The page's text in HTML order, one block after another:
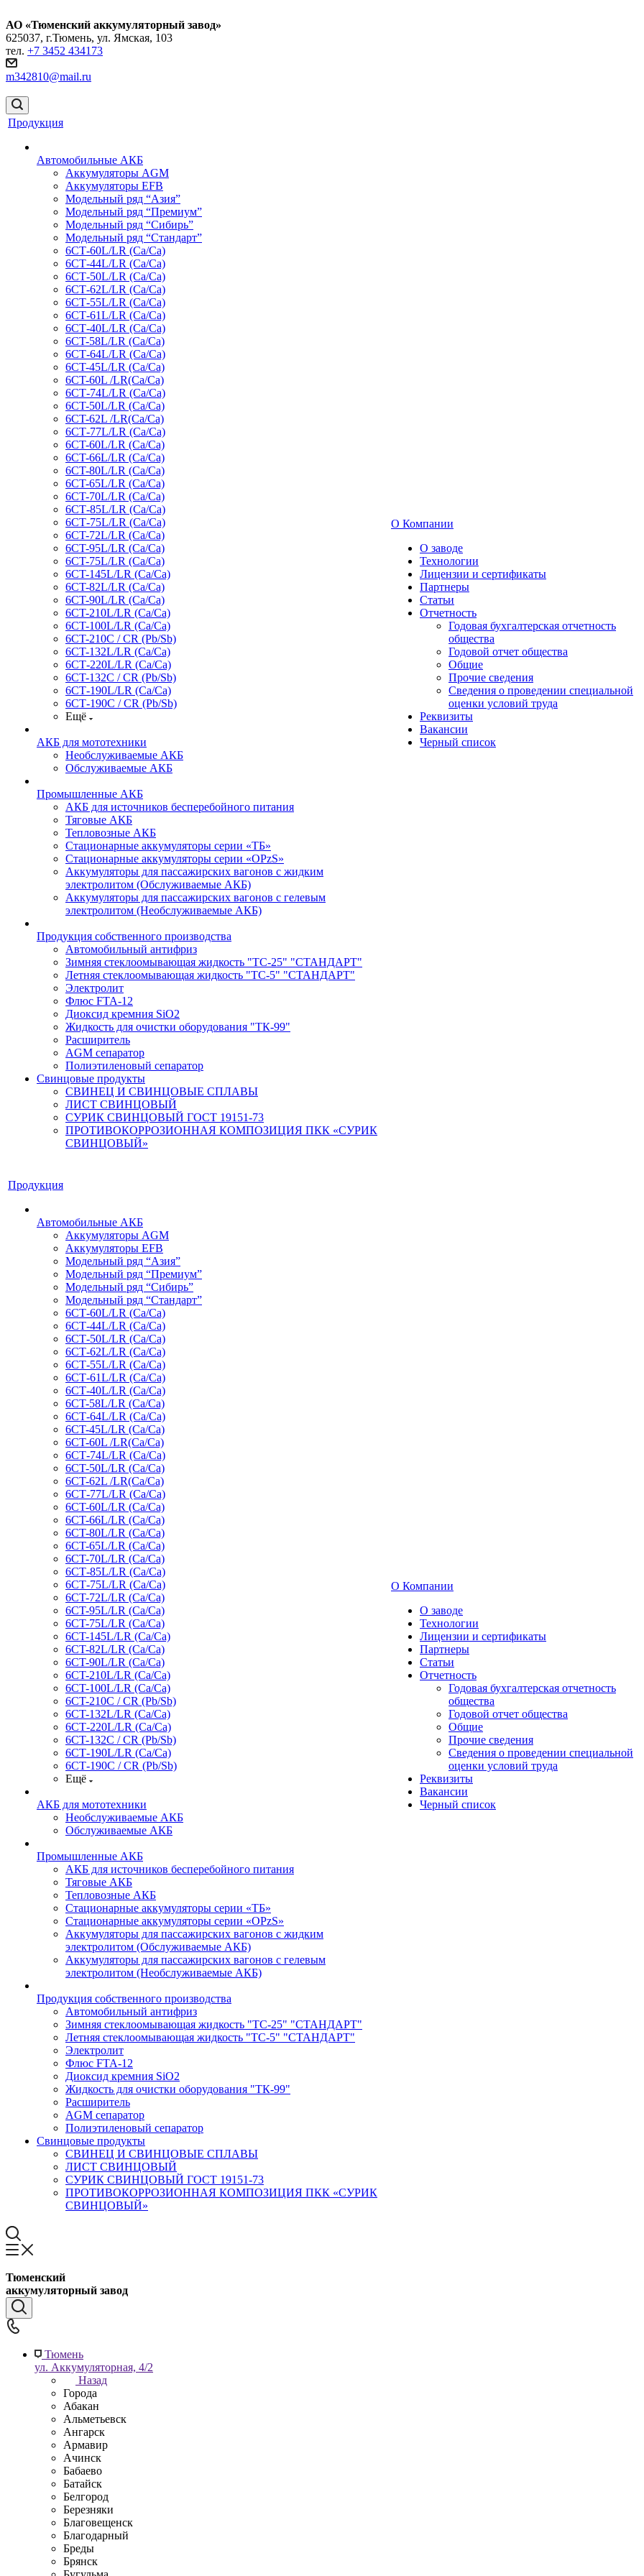
АО «Тюменский аккумуляторный завод»
625037, г.Тюмень, ул. Ямская, 103
тел. +7 3452 434173
m342810@mail.ru
Продукция
Автомобильные АКБ
Аккумуляторы AGM
Аккумуляторы EFB
Модельный ряд “Азия”
Модельный ряд “Премиум”
Модельный ряд “Сибирь”
Модельный ряд “Стандарт”
6СТ-60L/LR (Ca/Ca)
6СТ-44L/LR (Са/Са)
6СТ-50L/LR (Ca/Ca)
6СТ-62L/LR (Ca/Ca)
6СТ-55L/LR (Ca/Ca)
6СТ-61L/LR (Ca/Ca)
6СТ-40L/LR (Ca/Ca)
6CT-58L/LR (Ca/Ca)
6СТ-64L/LR (Ca/Ca)
6CT-45L/LR (Ca/Ca)
6CT-60L /LR(Ca/Ca)
6СТ-74L/LR (Са/Са)
6CT-50L/LR (Ca/Ca)
6CT-62L /LR(Ca/Ca)
6СТ-77L/LR (Ca/Ca)
6CT-60L/LR (Ca/Ca)
6CT-66L/LR (Ca/Ca)
6CT-80L/LR (Са/Са)
6CT-65L/LR (Ca/Ca)
6CT-70L/LR (Са/Са)
6СТ-85L/LR (Са/Са)
6СТ-75L/LR (Ca/Ca)
6CT-72L/LR (Ca/Ca)
6CT-95L/LR (Са/Са)
6CT-75L/LR (Ca/Ca)
6CT-145L/LR (Са/Са)
6CT-82L/LR (Са/Са)
6CT-90L/LR (Ca/Ca)
6CT-210L/LR (Ca/Ca)
6CT-100L/LR (Ca/Ca)
6CT-210C / CR (Pb/Sb)
6CT-132L/LR (Ca/Ca)
6СТ-220L/LR (Ca/Ca)
6CT-132C / CR (Pb/Sb)
6СТ-190L/LR (Ca/Ca)
6СТ-190С / CR (Pb/Sb)
Ещё
АКБ для мототехники
Необслуживаемые АКБ
Обслуживаемые АКБ
Промышленные АКБ
АКБ для источников бесперебойного питания
Тяговые АКБ
Тепловозные АКБ
Стационарные аккумуляторы серии «ТБ»
Стационарные аккумуляторы серии «OPzS»
Аккумуляторы для пассажирских вагонов с жидким
электролитом (Обслуживаемые АКБ)
Аккумуляторы для пассажирских вагонов с гелевым
электролитом (Необслуживаемые АКБ)
Продукция собственного производства
Автомобильный антифриз
Зимняя стеклоомывающая жидкость "ТС-25" "СТАНДАРТ"
Летняя стеклоомывающая жидкость "ТС-5" "СТАНДАРТ"
Электролит
Флюс FTA-12
Диоксид кремния SiO2
Жидкость для очистки оборудования "ТК-99"
Расширитель
AGM сепаратор
Полиэтиленовый сепаратор
Свинцовые продукты
СВИНЕЦ И СВИНЦОВЫЕ СПЛАВЫ
ЛИСТ СВИНЦОВЫЙ
СУРИК СВИНЦОВЫЙ ГОСТ 19151-73
ПРОТИВОКОРРОЗИОННАЯ КОМПОЗИЦИЯ ПКК «СУРИК
СВИНЦОВЫЙ»
О Компании
О заводе
Технологии
Лицензии и сертификаты
Партнеры
Статьи
Отчетность
Годовая бухгалтерская отчетность
общества
Годовой отчет общества
Общие
Прочие сведения
Сведения о проведении специальной
оценки условий труда
Реквизиты
Вакансии
Черный список
Продукция
Автомобильные АКБ
Аккумуляторы AGM
Аккумуляторы EFB
Модельный ряд “Азия”
Модельный ряд “Премиум”
Модельный ряд “Сибирь”
Модельный ряд “Стандарт”
6СТ-60L/LR (Ca/Ca)
6СТ-44L/LR (Са/Са)
6СТ-50L/LR (Ca/Ca)
6СТ-62L/LR (Ca/Ca)
6СТ-55L/LR (Ca/Ca)
6СТ-61L/LR (Ca/Ca)
6СТ-40L/LR (Ca/Ca)
6CT-58L/LR (Ca/Ca)
6СТ-64L/LR (Ca/Ca)
6CT-45L/LR (Ca/Ca)
6CT-60L /LR(Ca/Ca)
6СТ-74L/LR (Са/Са)
6CT-50L/LR (Ca/Ca)
6CT-62L /LR(Ca/Ca)
6СТ-77L/LR (Ca/Ca)
6CT-60L/LR (Ca/Ca)
6CT-66L/LR (Ca/Ca)
6CT-80L/LR (Са/Са)
6CT-65L/LR (Ca/Ca)
6CT-70L/LR (Са/Са)
6СТ-85L/LR (Са/Са)
6СТ-75L/LR (Ca/Ca)
6CT-72L/LR (Ca/Ca)
6CT-95L/LR (Са/Са)
6CT-75L/LR (Ca/Ca)
6CT-145L/LR (Са/Са)
6CT-82L/LR (Са/Са)
6CT-90L/LR (Ca/Ca)
6CT-210L/LR (Ca/Ca)
6CT-100L/LR (Ca/Ca)
6CT-210C / CR (Pb/Sb)
6CT-132L/LR (Ca/Ca)
6СТ-220L/LR (Ca/Ca)
6CT-132C / CR (Pb/Sb)
6СТ-190L/LR (Ca/Ca)
6СТ-190С / CR (Pb/Sb)
Ещё
АКБ для мототехники
Необслуживаемые АКБ
Обслуживаемые АКБ
Промышленные АКБ
АКБ для источников бесперебойного питания
Тяговые АКБ
Тепловозные АКБ
Стационарные аккумуляторы серии «ТБ»
Стационарные аккумуляторы серии «OPzS»
Аккумуляторы для пассажирских вагонов с жидким
электролитом (Обслуживаемые АКБ)
Аккумуляторы для пассажирских вагонов с гелевым
электролитом (Необслуживаемые АКБ)
Продукция собственного производства
Автомобильный антифриз
Зимняя стеклоомывающая жидкость "ТС-25" "СТАНДАРТ"
Летняя стеклоомывающая жидкость "ТС-5" "СТАНДАРТ"
Электролит
Флюс FTA-12
Диоксид кремния SiO2
Жидкость для очистки оборудования "ТК-99"
Расширитель
AGM сепаратор
Полиэтиленовый сепаратор
Свинцовые продукты
СВИНЕЦ И СВИНЦОВЫЕ СПЛАВЫ
ЛИСТ СВИНЦОВЫЙ
СУРИК СВИНЦОВЫЙ ГОСТ 19151-73
ПРОТИВОКОРРОЗИОННАЯ КОМПОЗИЦИЯ ПКК «СУРИК
СВИНЦОВЫЙ»
О Компании
О заводе
Технологии
Лицензии и сертификаты
Партнеры
Статьи
Отчетность
Годовая бухгалтерская отчетность
общества
Годовой отчет общества
Общие
Прочие сведения
Сведения о проведении специальной
оценки условий труда
Реквизиты
Вакансии
Черный список
Тюменский
аккумуляторный завод
Тюмень
ул. Аккумуляторная, 4/2
Назад
Города
Абакан
Альметьевск
Ангарск
Армавир
Ачинск
Бабаево
Батайск
Белгород
Березняки
Благовещенск
Благодарный
Бреды
Брянск